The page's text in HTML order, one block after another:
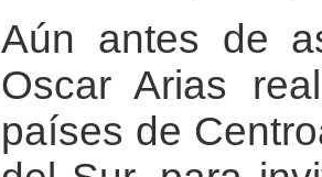
Aún antes de
Oscar Arias
países de